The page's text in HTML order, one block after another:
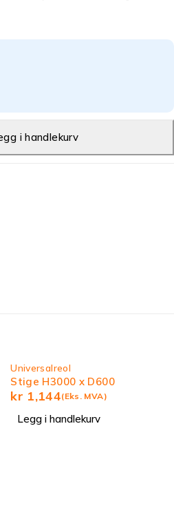
i handlekurv
Universalreol
Stige H3000 x D600
kr 1,144(Eks. MVA)
Legg i handlekurv